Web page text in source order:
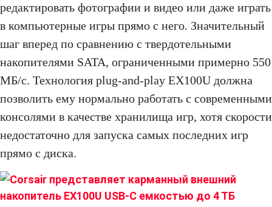
редактировать фотографии и видео или даже играть
в компьютерные игры прямо с него. Значительный
шаг вперед по сравнению с твердотельными
накопителями SATA, ограниченными примерно 550
МБ/с. Технология plug-and-play EX100U должна
позволить ему нормально работать с современными
консолями в качестве хранилища игр, хотя скорости
недостаточно для запуска самых последних игр
прямо с диска.